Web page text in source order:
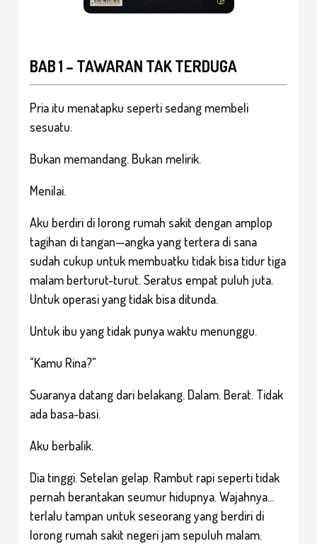
BAB 1 – TAWARAN TAK TERDUGA
Pria itu menatapku seperti sedang membeli
sesuatu.
Bukan memandang. Bukan melirik.
Menilai.
Aku berdiri di lorong rumah sakit dengan amplop
tagihan di tangan—angka yang tertera di sana
sudah cukup untuk membuatku tidak bisa tidur tiga
malam berturut-turut. Seratus empat puluh juta.
Untuk operasi yang tidak bisa ditunda.
Untuk ibu yang tidak punya waktu menunggu.
"Kamu Rina?"
Suaranya datang dari belakang. Dalam. Berat. Tidak
ada basa-basi.
Aku berbalik.
Dia tinggi. Setelan gelap. Rambut rapi seperti tidak
pernah berantakan seumur hidupnya. Wajahnya...
terlalu tampan untuk seseorang yang berdiri di
lorong rumah sakit negeri jam sepuluh malam.